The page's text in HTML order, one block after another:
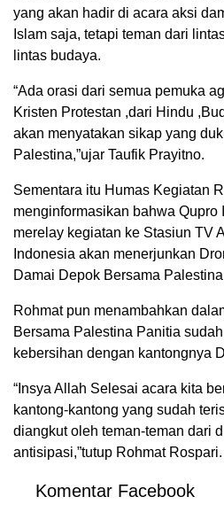
yang akan hadir di acara aksi
Islam saja, tetapi teman dari
lintas budaya.
“Ada orasi dari semua pemuka
Kristen Protestan ,dari Hindu
akan menyatakan sikap yang
Palestina,”ujar Taufik Prayitno.
Sementara itu Humas Kegiatan
menginformasikan bahwa
merelay kegiatan ke Stasiun TV
Indonesia akan menerjunkan
Damai Depok Bersama
Rohmat pun menambahkan
Bersama Palestina Panitia
kebersihan dengan kantongnya
“Insya Allah Selesai acara kita
kantong-kantong yang sudah
diangkut oleh teman-teman dari
antisipasi,”tutup Rohmat Rospari.
Komentar Facebook